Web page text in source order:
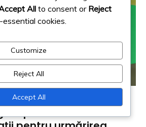
Primogem
pentru Genshin
All to consent or Reject
cookies.
Customize
Reject All
Accept All